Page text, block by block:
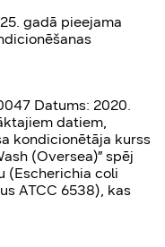
gadā pieejama
Datums: 2020.
datiem,
kondicionētāja kurss
(Oversea)” spēj
(Escherichia coli
ATCC 6538), kas